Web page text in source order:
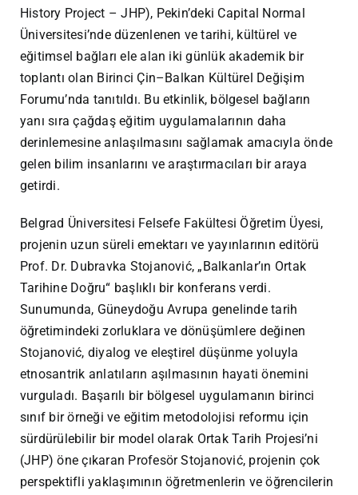
History Project – JHP), Pekin’deki Capital Normal
Üniversitesi’nde düzenlenen ve tarihi, kültürel ve
eğitimsel bağları ele alan iki günlük akademik bir
toplantı olan Birinci Çin–Balkan Kültürel Değişim
Forumu’nda tanıtıldı. Bu etkinlik, bölgesel bağların
yanı sıra çağdaş eğitim uygulamalarının daha
derinlemesine anlaşılmasını sağlamak amacıyla önde
gelen bilim insanlarını ve araştırmacıları bir araya
getirdi.
Belgrad Üniversitesi Felsefe Fakültesi Öğretim Üyesi,
projenin uzun süreli emektarı ve yayınlarının editörü
Prof. Dr. Dubravka Stojanović, „Balkanlar’ın Ortak
Tarihine Doğru“ başlıklı bir konferans verdi.
Sunumunda, Güneydoğu Avrupa genelinde tarih
öğretimindeki zorluklara ve dönüşümlere değinen
Stojanović, diyalog ve eleştirel düşünme yoluyla
etnosantrik anlatıların aşılmasının hayati önemini
vurguladı. Başarılı bir bölgesel uygulamanın birinci
sınıf bir örneği ve eğitim metodolojisi reformu için
sürdürülebilir bir model olarak Ortak Tarih Projesi’ni
(JHP) öne çıkaran Profesör Stojanović, projenin çok
perspektifli yaklaşımının öğretmenlerin ve öğrencilerin